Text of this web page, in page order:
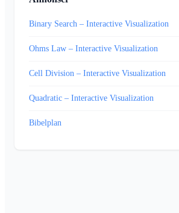
Binary Search – Interactive Visualization
Ohms Law – Interactive Visualization
Cell Division – Interactive Visualization
Quadratic – Interactive Visualization
Bibelplan